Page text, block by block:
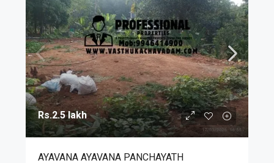
Rs.2.5 lakh
AYAVANA AYAVANA PANCHAYATH